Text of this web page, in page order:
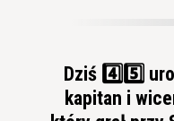
Dziś 4️⃣5️⃣
kapitan i